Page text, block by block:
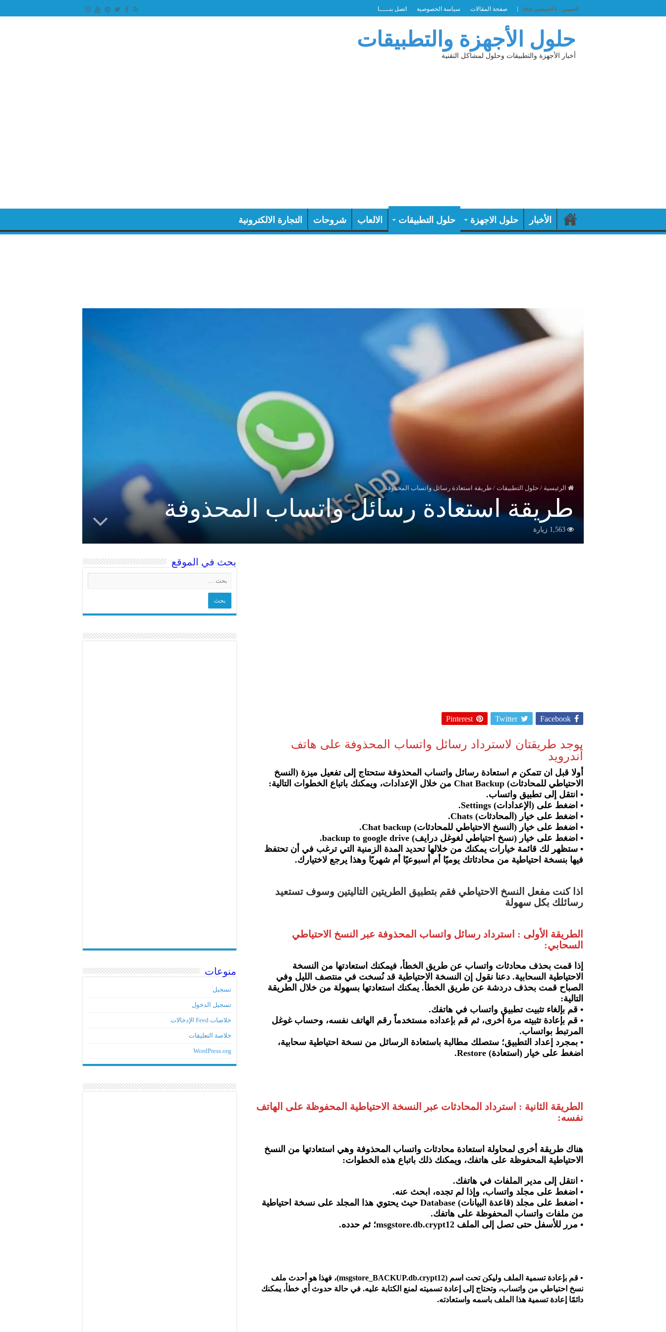
الخميس , 6 أغسطس 2026 صفحة المقالات سياسة الخصوصية اتصل بنـــــا
حلول الأجهزة والتطبيقات
أخبار الأجهزة والتطبيقات وحلول لمشاكل التقنية
الأخبار حلول الاجهزة حلول التطبيقات الالعاب شروحات التجارة الالكترونية
الرئيسية / حلول التطبيقات / طريقة استعادة رسائل واتساب المحذوفة
طريقة استعادة رسائل واتساب المحذوفة
1,563 زيارة
Facebook
Twitter
Pinterest
يوجد طريقتان لاسترداد رسائل واتساب المحذوفة على هاتف
أندرويد
أولا قبل ان تتمكن م استعادة رسائل واتساب المحذوفة ستحتاج إلى تفعيل ميزة (النسخ
الاحتياطي للمحادثات) Chat Backup من خلال الإعدادات، ويمكنك باتباع الخطوات التالية:
• انتقل إلى تطبيق واتساب.
• اضغط على (الإعدادات) Settings.
• اضغط على خيار (المحادثات) Chats.
• اضغط على خيار (النسخ الاحتياطي للمحادثات) Chat backup.
• اضغط على خيار (نسخ احتياطي لغوغل درايف) backup to google drive.
• ستظهر لك قائمة خيارات يمكنك من خلالها تحديد المدة الزمنية التي ترغب في أن تحتفظ
فيها بنسخة احتياطية من محادثاتك يوميًا أم أسبوعيًا أم شهريًا وهذا يرجع لاختيارك.
اذا كنت مفعل النسخ الاحتياطي فقم بتطبيق الطريتين التاليتين وسوف تستعيد
رسائلك بكل سهولة
الطريقة الأولى : استرداد رسائل واتساب المحذوفة عبر النسخ الاحتياطي
السحابي:
إذا قمت بحذف محادثات واتساب عن طريق الخطأ، فيمكنك استعادتها من النسخة
الاحتياطية السحابية. دعنا نقول إن النسخة الاحتياطية قد نُسخت في منتصف الليل وفي
الصباح قمت بحذف دردشة عن طريق الخطأ. يمكنك استعادتها بسهولة من خلال الطريقة
التالية:
• قم بإلغاء تثبيت تطبيق واتساب في هاتفك.
• قم بإعادة تثبيته مرة أخرى، ثم قم بإعداده مستخدماً رقم الهاتف نفسه، وحساب غوغل
المرتبط بواتساب.
• بمجرد إعداد التطبيق؛ ستصلك مطالبة باستعادة الرسائل من نسخة احتياطية سحابية،
اضغط على خيار (استعادة) Restore.
الطريقة الثانية : استرداد المحادثات عبر النسخة الاحتياطية المحفوظة على الهاتف
نفسه:
هناك طريقة أخرى لمحاولة استعادة محادثات واتساب المحذوفة وهي استعادتها من النسخ
الاحتياطية المحفوظة على هاتفك، ويمكنك ذلك باتباع هذه الخطوات:
• انتقل إلى مدير الملفات في هاتفك.
• اضغط على مجلد واتساب، وإذا لم تجده، ابحث عنه.
• اضغط على مجلد (قاعدة البيانات) Database حيث يحتوي هذا المجلد على نسخة احتياطية
من ملفات واتساب المحفوظة على هاتفك.
• مرر للأسفل حتى تصل إلى الملف msgstore.db.crypt12؛ ثم حدده.
• قم بإعادة تسمية الملف وليكن تحت اسم (msgstore_BACKUP.db.crypt12)، فهذا هو أحدث ملف
نسخ احتياطي من واتساب، وتحتاج إلى إعادة تسميته لمنع الكتابة عليه. في حالة حدوث أي خطأ، يمكنك
دائمًا إعادة تسمية هذا الملف باسمه واستعادته.
بحث في الموقع
منوعات
تسجيل
تسجيل الدخول
خلاصات Feed الإدخالات
خلاصة التعليقات
WordPress.org